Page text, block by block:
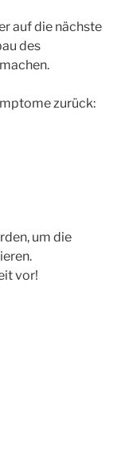
auf die nächste
des
zurück:
um die
vor!